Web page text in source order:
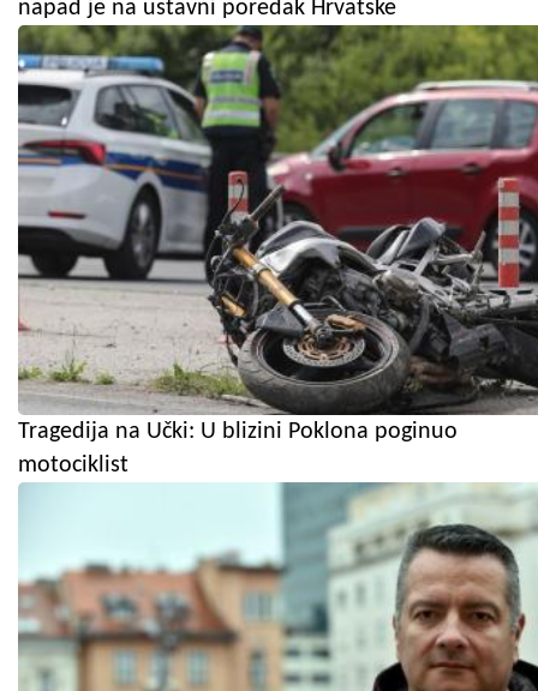
napad je na ustavni poredak Hrvatske
Tragedija na Učki: U blizini Poklona poginuo
motociklist